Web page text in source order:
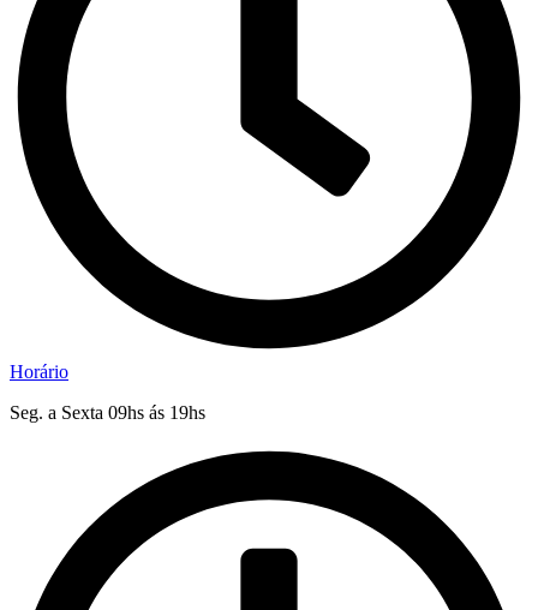
Horário
Seg. a Sexta 09hs ás 19hs